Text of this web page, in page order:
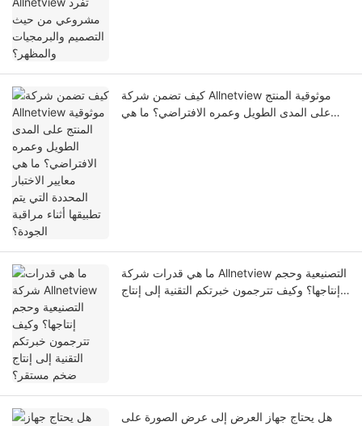
كيف تضمن شركة Allnetview موثوقية المنتج
على المدى الطويل وعمره الافتراضي؟ ما هي
ما هي قدرات شركة Allnetview التصنيعية وحجم
إنتاجها؟ وكيف تترجمون خبرتكم التقنية إلى إنتاج
هل يحتاج جهاز العرض إلى عرض الصورة على